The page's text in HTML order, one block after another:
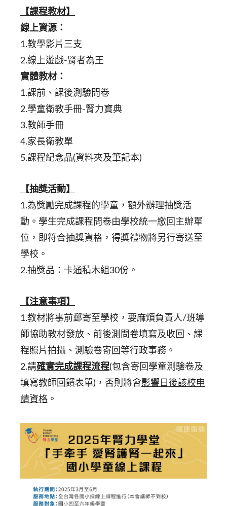
【課程教材】
線上資源：
1.教學影片三支
2.線上遊戲-腎者為王
實體教材：
1.課前、課後測驗問卷
2.學童衛教手冊-腎力寶典
3.教師手冊
4.家長衛教單
5.課程紀念品(資料夾及筆記本)
【抽獎活動】
1.為獎勵完成課程的學童，額外辦理抽獎活
動。學生完成課程問卷由學校統一繳回主辦單
位，即符合抽獎資格，得獎禮物將另行寄送至
學校。
2.抽獎品：卡通積木組30份。
【注意事項】
1.教材將事前郵寄至學校，要麻煩負責人/班導
師協助教材發放、前後測問卷填寫及收回、課
程照片拍攝、測驗卷寄回等行政事務。
2.請確實完成課程流程(包含寄回學童測驗卷及
填寫教師回饋表單)，否則將會影響日後該校申
請資格 。